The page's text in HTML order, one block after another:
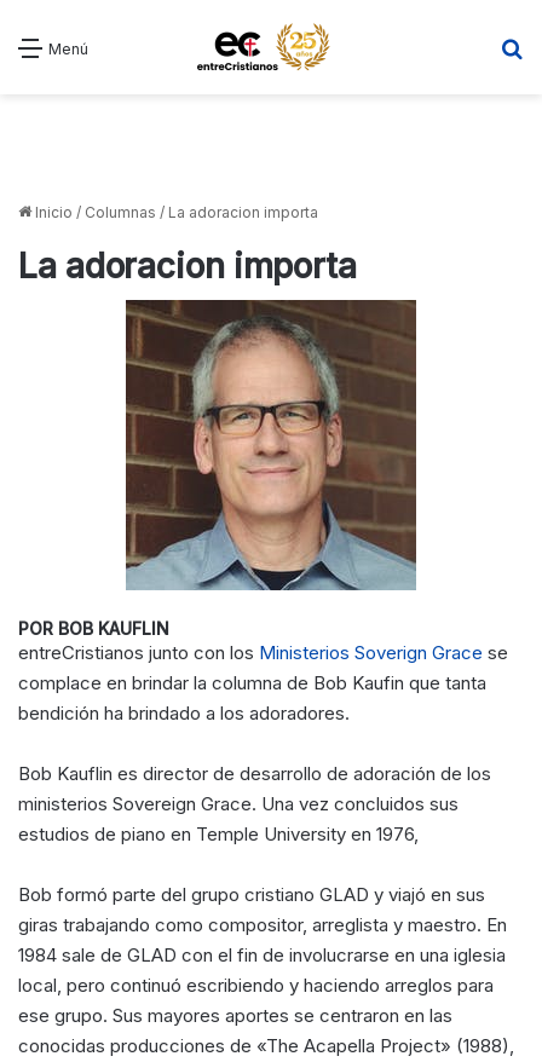
Menú
Inicio / Columnas / La adoracion importa
La adoracion importa
POR BOB KAUFLIN
entreCristianos junto con los Ministerios Soverign Grace se
complace en brindar la columna de Bob Kaufin que tanta
bendición ha brindado a los adoradores.
Bob Kauflin es director de desarrollo de adoración de los
ministerios Sovereign Grace. Una vez concluidos sus
estudios de piano en Temple University en 1976,
Bob formó parte del grupo cristiano GLAD y viajó en sus
giras trabajando como compositor, arreglista y maestro. En
1984 sale de GLAD con el fin de involucrarse en una iglesia
local, pero continuó escribiendo y haciendo arreglos para
ese grupo. Sus mayores aportes se centraron en las
conocidas producciones de «The Acapella Project» (1988),